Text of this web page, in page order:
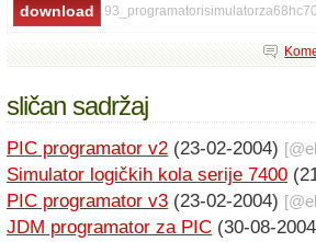
sličan sadržaj
PIC programator v2 (23-02-2004) [@
Simulator logičkih kola serije 7400
PIC programator v3 (23-02-2004) [@
JDM programator za PIC (30-08-